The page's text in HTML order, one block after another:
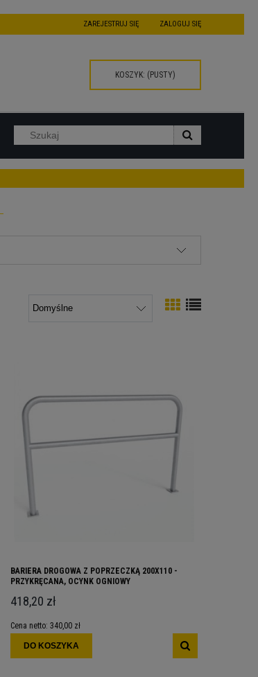
ZAREJESTRUJ SIĘ ZALOGUJ SIĘ
KOSZYK: (PUSTY)
BARIERA DROGOWA Z POPRZECZKĄ 200X110 -
PRZYKRĘCANA, OCYNK OGNIOWY
418,20 zł
Cena netto: 340,00 zł
DO KOSZYKA